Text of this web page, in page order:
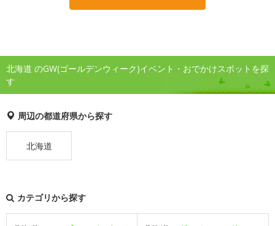
北海道 のGW(ゴールデンウィーク)イベント・おでかけスポットを探
す
周辺の都道府県から探す
北海道
カテゴリから探す